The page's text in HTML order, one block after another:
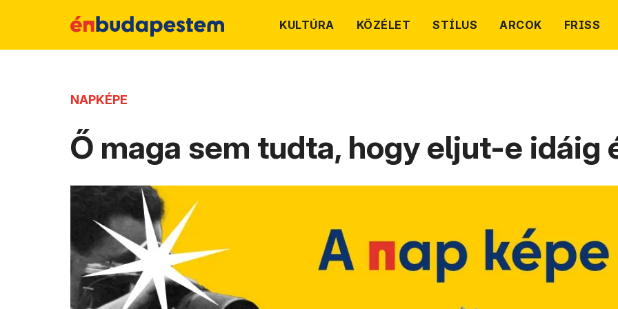
KULTÚRA KÖZÉLET STÍLUS ARCOK FRISS
NAPKÉPE
Ő maga sem tudta, hogy eljut-e idáig